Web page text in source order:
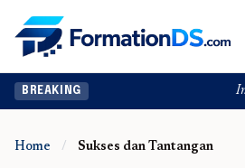
BREAKING
Home / Sukses dan Tantangan